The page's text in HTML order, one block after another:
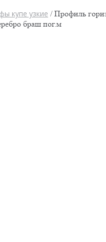
купе узкие / Профиль
браш пог.м